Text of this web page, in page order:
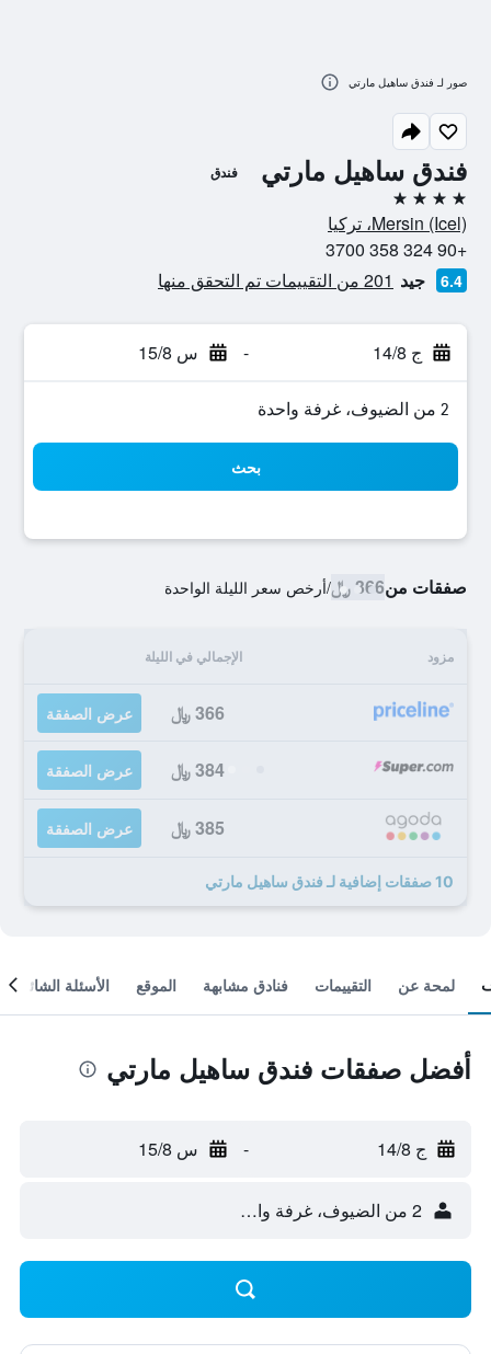
فندق ساهيل مارتي فندق
4 نجوم
Mersin (Icel)، تركيا
+90 324 358 3700
6.4 جيد 201 من التقييمات تم التحقق منها
ج 14/8 - س 15/8
2 من الضيوف، غرفة واحدة
بحث
صفقات من366 ﷼ /أرخص سعر الليلة الواحدة
مزود الإجمالي في الليلة
366 ﷼ عرض الصفقة
384 ﷼ عرض الصفقة
385 ﷼ عرض الصفقة
10 صفقات إضافية لـ فندق ساهيل مارتي
صور لـ فندق ساهيل مارتي
لمحة عن التقييمات فنادق مشابهة الموقع الأسئلة الشائعة
أفضل صفقات فندق ساهيل مارتي
ج 14/8 - س 15/8
2 من الضيوف، غرفة واحدة